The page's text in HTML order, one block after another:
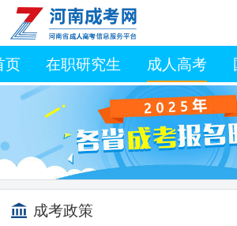
页 在职研究生 成人高考
成考政策